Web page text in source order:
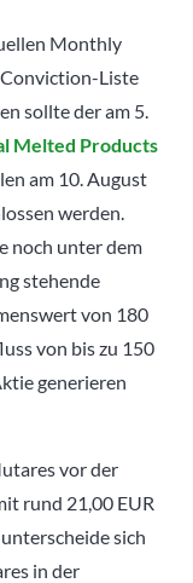
Monthly
Conviction-Liste
sollte der am 5.
Melted Products
am 10. August
werden.
noch unter dem
stehende
von 180
von bis zu 150
generieren
vor der
rund 21,00 EUR
sich
in der